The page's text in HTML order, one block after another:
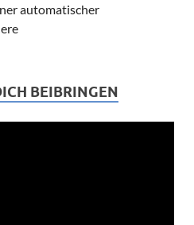
automatischer
BEIBRINGEN